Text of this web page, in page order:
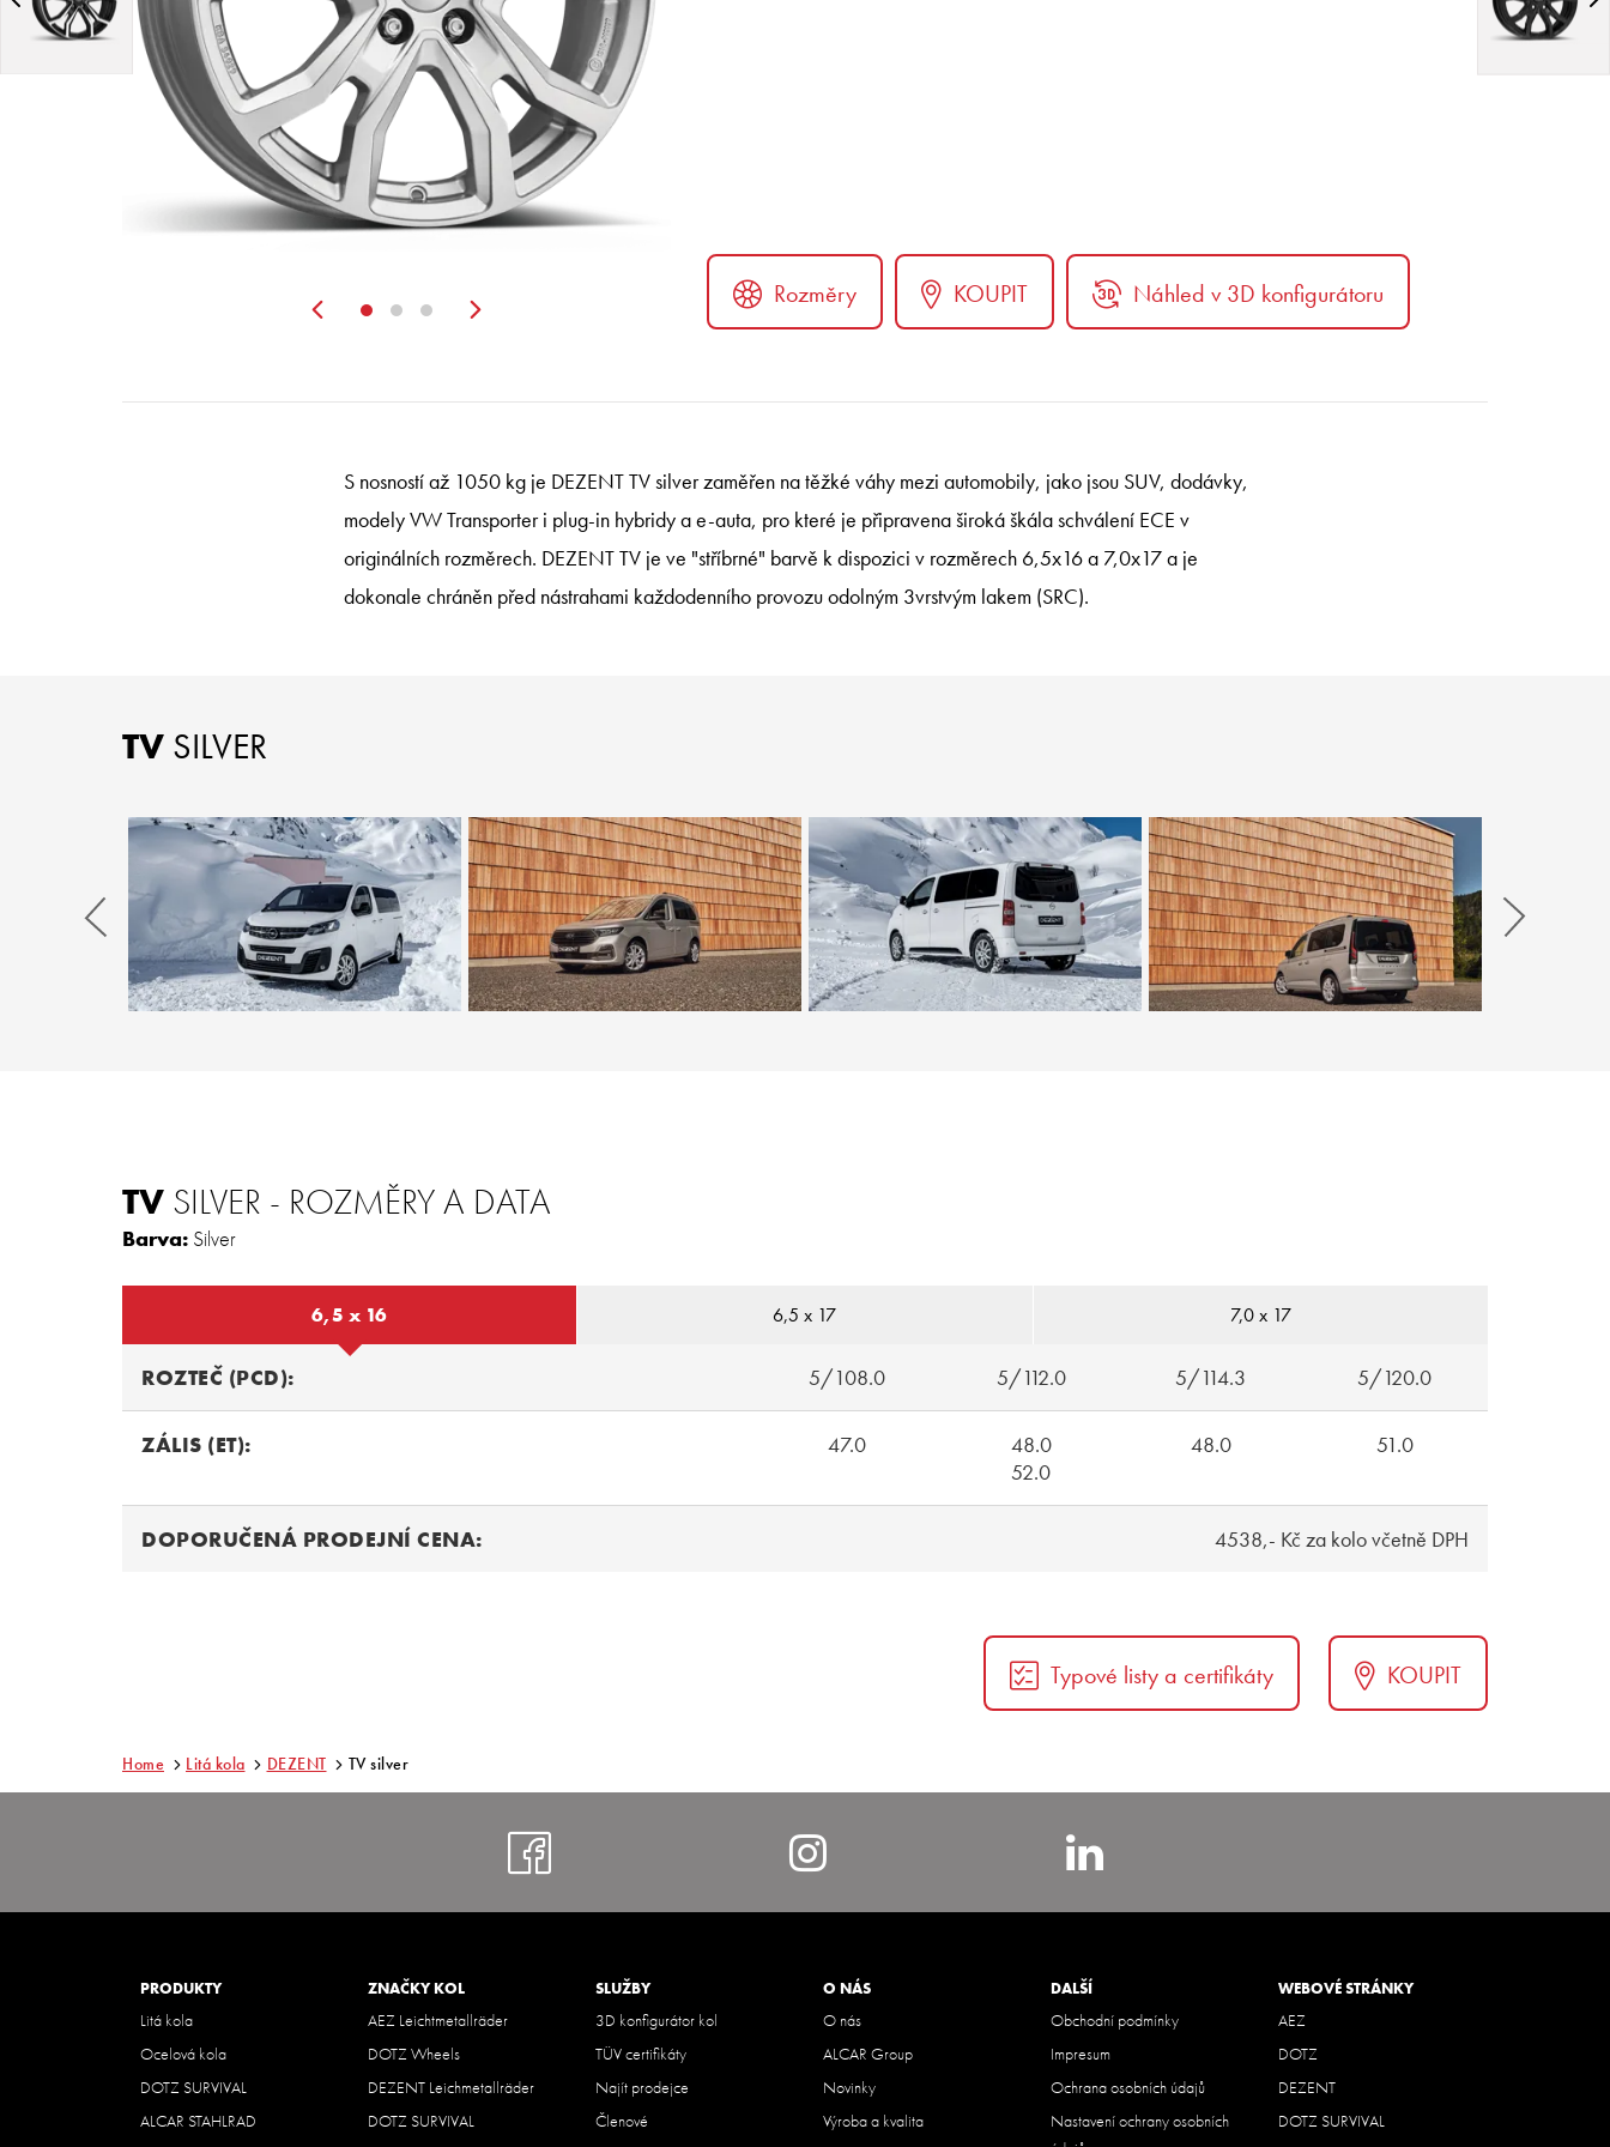
Zurück Rozměry KOUPIT Náhled v 3D konfigurátoru
S nosností až 1050 kg je DEZENT TV silver zaměřen na těžké váhy mezi automobily, jako jsou SUV, dodávky,
modely VW Transporter i plug-in hybridy a e-auta, pro které je připravena široká škála schválení ECE v
originálních rozměrech. DEZENT TV je ve "stříbrné" barvě k dispozici v rozměrech 6,5x16 a 7,0x17 a je
dokonale chráněn před nástrahami každodenního provozu odolným 3vrstvým lakem (SRC).
TV SILVER
Zurück Weiter
TV SILVER - ROZMĚRY A DATA
Barva: Silver
6,5 x 16 6,5 x 17 7,0 x 17
ROZTEČ (PCD): 5/108.0 5/112.0 5/114.3 5/120.0
ZÁLIS (ET): 47.0
48.0
52.0
48.0 51.0
DOPORUČENÁ PRODEJNÍ CENA: 4538,- Kč za kolo včetně DPH
Typové listy a certifikáty KOUPIT
Home Litá kola DEZENT TV silver
https://www.facebook.com/alcarbohemia
https://www.instagram.com/alcar_czech
https://www.linkedin.com/
PRODUKTY
Litá kola
Ocelová kola
DOTZ SURVIVAL
ALCAR STAHLRAD
ZNAČKY KOL
AEZ Leichtmetallräder
DOTZ Wheels
DEZENT Leichmetallräder
DOTZ SURVIVAL
SLUŽBY
3D konfigurátor kol
TÜV certifikáty
Najít prodejce
Členové
O NÁS
O nás
ALCAR Group
Novinky
Výroba a kvalita
DALŠÍ
Obchodní podmínky
Impresum
Ochrana osobních údajů
Nastavení ochrany osobních
WEBOVÉ STRÁNKY
AEZ
DOTZ
DEZENT
DOTZ SURVIVAL